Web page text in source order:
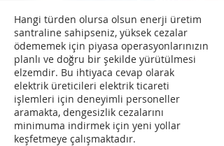
Hangi türden olursa olsun enerji üretim
santraline sahipseniz, yüksek cezalar
ödememek için piyasa operasyonlarınızın
planlı ve doğru bir şekilde yürütülmesi
elzemdir. Bu ihtiyaca cevap olarak
elektrik üreticileri elektrik ticareti
işlemleri için deneyimli personeller
aramakta, dengesizlik cezalarını
minimuma indirmek için yeni yollar
keşfetmeye çalışmaktadır.